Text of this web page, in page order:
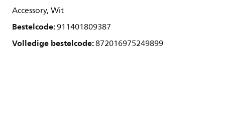
Accessory, Wit
Bestelcode:911401809387
Volledige bestelcode:872016975249899